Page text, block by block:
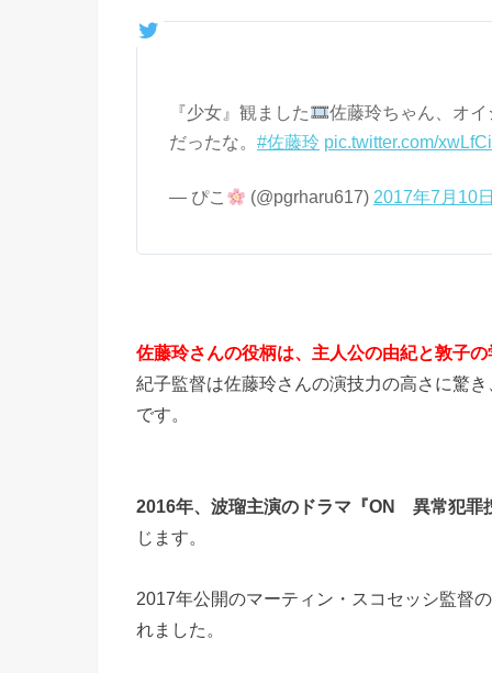
『少女』観ました
佐藤玲ちゃん、オ
だったな。#佐藤玲 pic.twitter.com/
— ぴこ (@pgrharu617) 2017年7月10
佐藤玲さんの役柄は、主人公の由紀と敦子
紀子監督は佐藤玲さんの演技力の高さに驚
です。
2016年、波瑠主演のドラマ『ON 異常犯罪
じます。
2017年公開のマーティン・スコセッシ監督
れました。